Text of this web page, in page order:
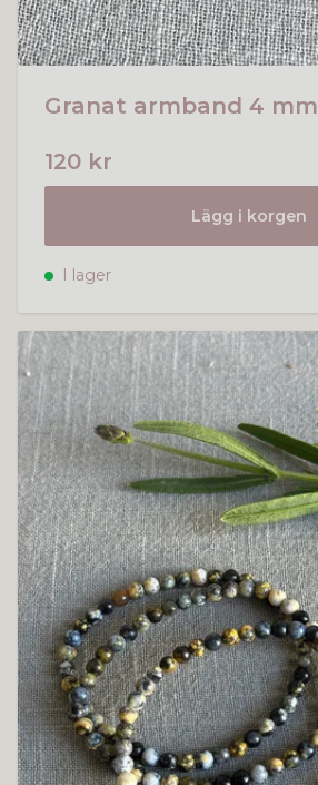
Granat armband 4 mm
120 kr
Lägg i korgen
I lager